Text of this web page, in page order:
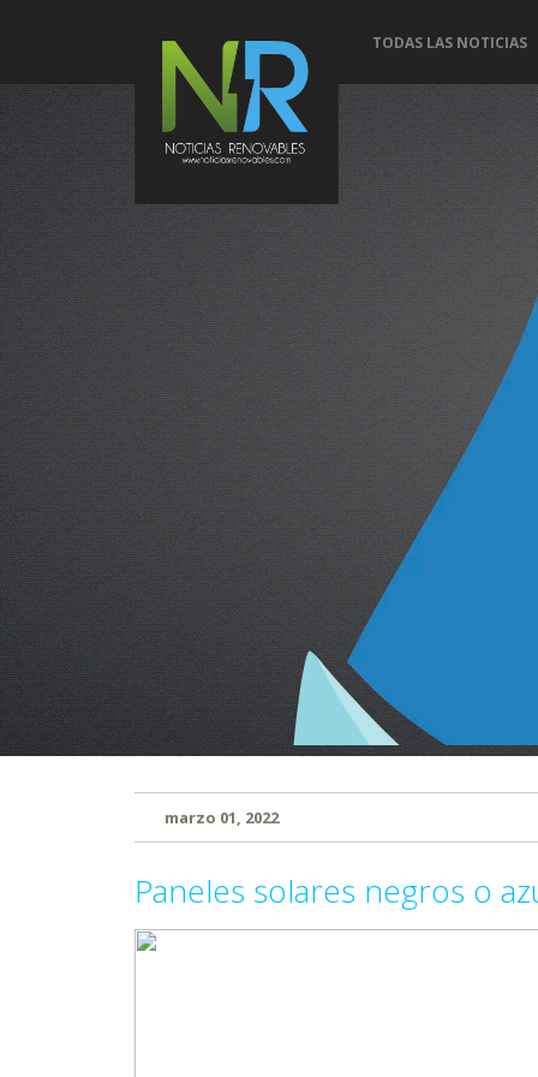
TODAS LAS NOTICIAS
marzo 01, 2022
Paneles solares negros o